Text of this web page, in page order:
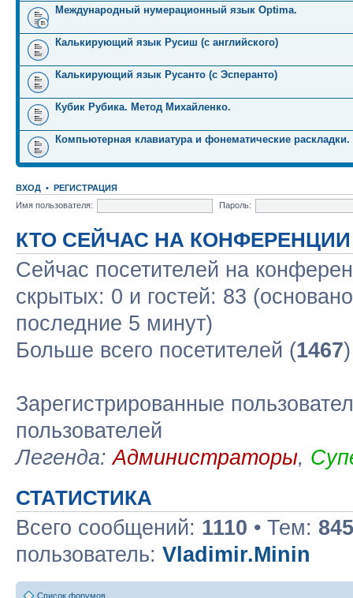
Международный нумерационный язык Optima.
Калькирующий язык Русиш (с английского)
Калькирующий язык Русанто (с Эсперанто)
Кубик Рубика. Метод Михайленко.
Компьютерная клавиатура и фонематические раскладки.
ВХОД • РЕГИСТРАЦИЯ
Имя пользователя:
Пароль:
КТО СЕЙЧАС НА КОНФЕРЕНЦИИ
Сейчас посетителей на
скрытых: 0 и гостей: 83
последние 5 минут)
Больше всего посетителей (1467
Зарегистрированные
пользователей
Легенда:Администраторы,
СТАТИСТИКА
Всего сообщений: 1110 • Тем: 845
пользователь: Vladimir.Minin
Список форумов